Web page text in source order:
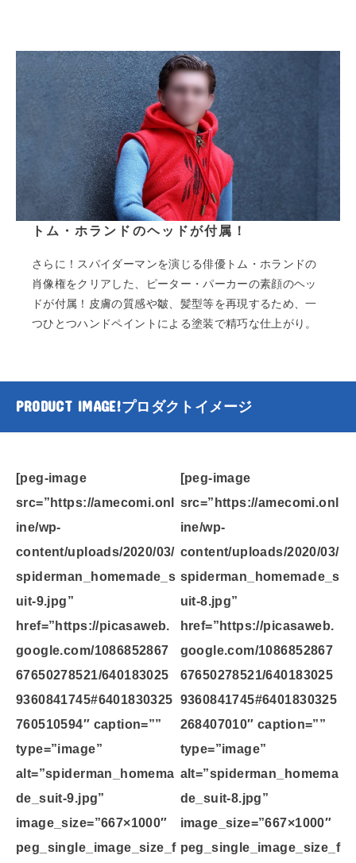
トム・ホランドのヘッドが付属！
さらに！スパイダーマンを演じる俳優トム・ホランドの
肖像権をクリアした、ピーター・パーカーの素顔のヘッ
ドが付属！皮膚の質感や皺、髪型等を再現するため、一
つひとつハンドペイントによる塗装で精巧な仕上がり。
PRODUCT IMAGE!プロダクトイメージ
[peg-image
src=”https://amecomi.onl
ine/wp-
content/uploads/2020/03/
spiderman_homemade_s
uit-9.jpg”
href=”https://picasaweb.
google.com/1086852867
67650278521/640183025
9360841745#6401830325
760510594″ caption=””
type=”image”
alt=”spiderman_homema
de_suit-9.jpg”
image_size=”667×1000″
peg_single_image_size_f
[peg-image
src=”https://amecomi.onl
ine/wp-
content/uploads/2020/03/
spiderman_homemade_s
uit-8.jpg”
href=”https://picasaweb.
google.com/1086852867
67650278521/640183025
9360841745#6401830325
268407010″ caption=””
type=”image”
alt=”spiderman_homema
de_suit-8.jpg”
image_size=”667×1000″
peg_single_image_size_f